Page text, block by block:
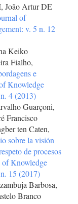
João Artur DE
of
v. 5 n. 12
Keiko
Fialho,
e
Knowledge
4 (2013)
Guarçoni,
Francisco
ten Caten,
sobre la visión
de procesos
of Knowledge
15 (2017)
Barbosa,
Branco